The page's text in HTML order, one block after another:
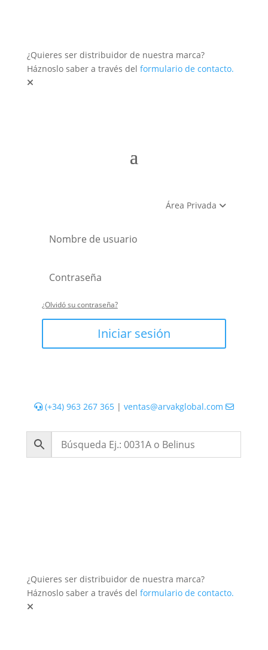
¿Quieres ser distribuidor de nuestra marca?
Háznoslo saber a través del formulario de contacto.
Área Privada
¿Olvidó su contraseña?
Iniciar sesión
(+34) 963 267 365| ventas@arvakglobal.com
¿Quieres ser distribuidor de nuestra marca?
Háznoslo saber a través del formulario de contacto.